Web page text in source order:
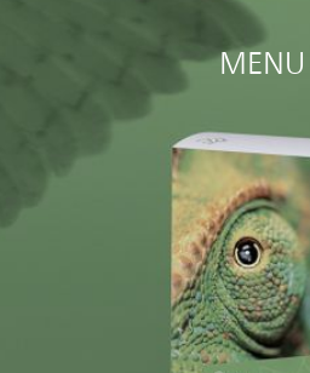
MENU